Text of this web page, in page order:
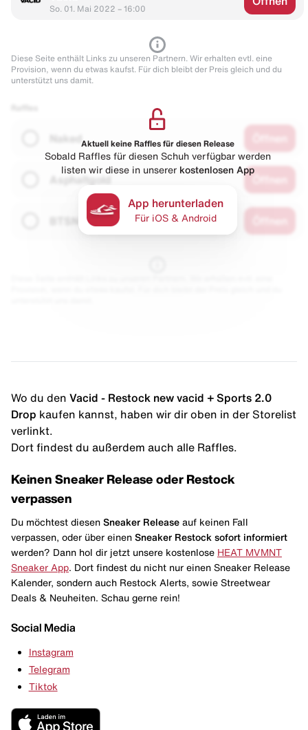
So. 01. Mai 2022 – 16:00
Diese Seite enthält Links zu unseren Partnern. Wir erhalten evtl. eine
Provision, wenn du etwas kaufst. Für dich bleibt der Preis gleich und du
unterstützt uns damit.
Naked
Asphaltgold
Aktuell keine Raffles für diesen Release
Sobald Raffles für diesen Schuh verfügbar werden
listen wir diese in unserer kostenlosen App
App herunterladen
Für iOS & Android
Wo du den Vacid - Restock new vacid + Sports 2.0
Drop kaufen kannst, haben wir dir oben in der Storelist
verlinkt.
Dort findest du außerdem auch alle Raffles.
Keinen Sneaker Release oder Restock
verpassen
Du möchtest diesen Sneaker Release auf keinen Fall
verpassen, oder über einen Sneaker Restock sofort informiert
werden? Dann hol dir jetzt unsere kostenlose HEAT MVMNT
Sneaker App. Dort findest du nicht nur einen Sneaker Release
Kalender, sondern auch Restock Alerts, sowie Streetwear
Deals & Neuheiten. Schau gerne rein!
Social Media
Instagram
Telegram
Tiktok